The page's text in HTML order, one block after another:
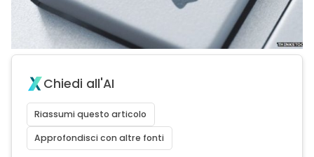
Chiedi all'AI
Riassumi questo articolo
Approfondisci con altre fonti